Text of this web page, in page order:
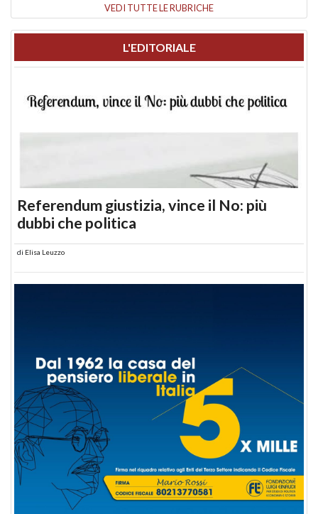
VEDI TUTTE LE RUBRICHE
L'EDITORIALE
Referendum giustizia, vince il No: più
dubbi che politica
di Elisa Leuzzo